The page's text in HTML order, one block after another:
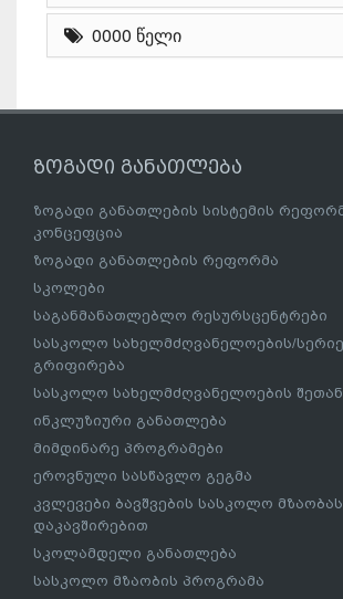
0000 წელი
ზოგადი განათლება
ზოგადი განათლების სისტემის
კონცეფცია
ზოგადი განათლების რეფორმა
სკოლები
საგანმანათლებლო რესურსცენტრები
სასკოლო სახელმძღვანელოების/
გრიფირება
სასკოლო სახელმძღვანელოების
ინკლუზიური განათლება
მიმდინარე პროგრამები
ეროვნული სასწავლო გეგმა
კვლევები ბავშვების სასკოლო
დაკავშირებით
სკოლამდელი განათლება
სასკოლო მზაობის პროგრამა